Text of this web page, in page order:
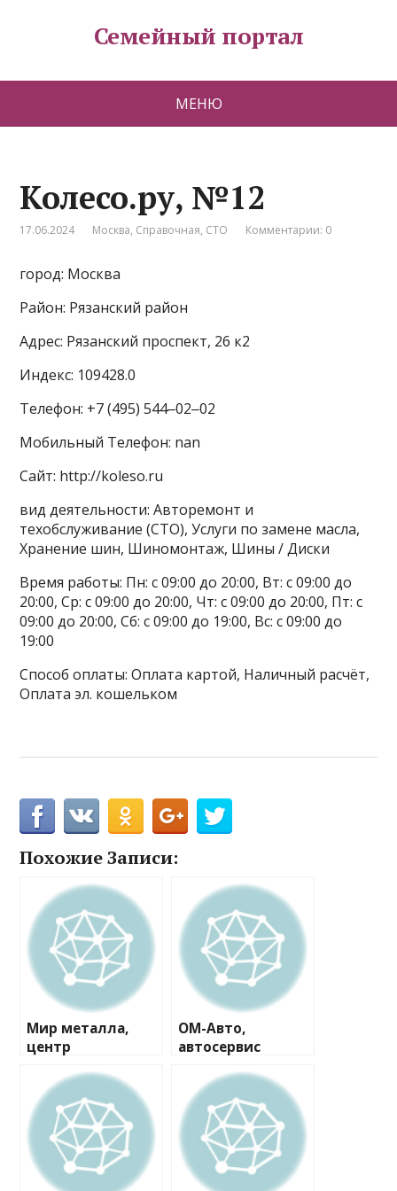
Семейный портал
МЕНЮ
Колесо.ру, №12
17.06.2024 Москва, Справочная, СТО Комментарии: 0
город: Москва
Район: Рязанский район
Адрес: Рязанский проспект, 26 к2
Индекс: 109428.0
Телефон: +7 (495) 544‒02‒02
Мобильный Телефон: nan
Сайт: http://koleso.ru
вид деятельности: Авторемонт и
техобслуживание (СТО), Услуги по замене масла,
Хранение шин, Шиномонтаж, Шины / Диски
Время работы: Пн: с 09:00 до 20:00, Вт: с 09:00 до
20:00, Ср: с 09:00 до 20:00, Чт: с 09:00 до 20:00, Пт: с
09:00 до 20:00, Сб: с 09:00 до 19:00, Вс: с 09:00 до
19:00
Способ оплаты: Оплата картой, Наличный расчёт,
Оплата эл. кошельком
Похожие Записи:
Мир металла,
центр
ОМ-Авто,
автосервис